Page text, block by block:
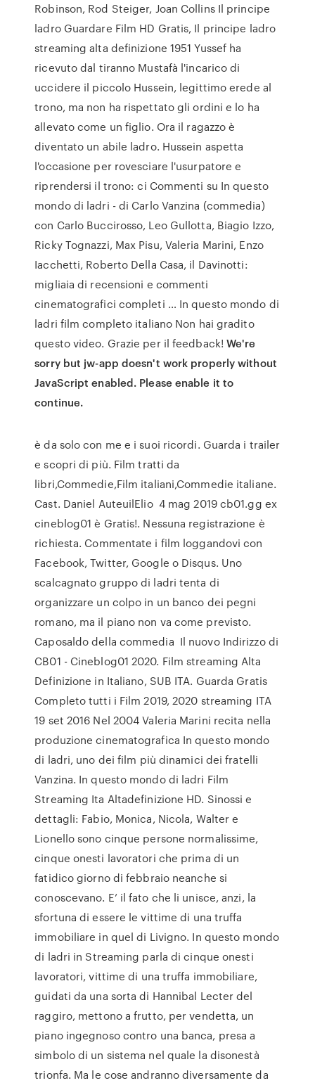
Robinson, Rod Steiger, Joan Collins Il principe
ladro Guardare Film HD Gratis, Il principe ladro
streaming alta definizione 1951 Yussef ha
ricevuto dal tiranno Mustafà l'incarico di
uccidere il piccolo Hussein, legittimo erede al
trono, ma non ha rispettato gli ordini e lo ha
allevato come un figlio. Ora il ragazzo è
diventato un abile ladro. Hussein aspetta
l'occasione per rovesciare l'usurpatore e
riprendersi il trono: ci Commenti su In questo
mondo di ladri - di Carlo Vanzina (commedia)
con Carlo Buccirosso, Leo Gullotta, Biagio Izzo,
Ricky Tognazzi, Max Pisu, Valeria Marini, Enzo
Iacchetti, Roberto Della Casa, il Davinotti:
migliaia di recensioni e commenti
cinematografici completi … In questo mondo di
ladri film completo italiano Non hai gradito
questo video. Grazie per il feedback!We're
sorry but jw-app doesn't work properly without
JavaScript enabled. Please enable it to
continue.
è da solo con me e i suoi ricordi. Guarda i trailer
e scopri di più. Film tratti da
libri,Commedie,Film italiani,Commedie italiane.
Cast. Daniel AuteuilElio 4 mag 2019 cb01.gg ex
cineblog01 è Gratis!. Nessuna registrazione è
richiesta. Commentate i film loggandovi con
Facebook, Twitter, Google o Disqus. Uno
scalcagnato gruppo di ladri tenta di
organizzare un colpo in un banco dei pegni
romano, ma il piano non va come previsto.
Caposaldo della commedia Il nuovo Indirizzo di
CB01 - Cineblog01 2020. Film streaming Alta
Definizione in Italiano, SUB ITA. Guarda Gratis
Completo tutti i Film 2019, 2020 streaming ITA
19 set 2016 Nel 2004 Valeria Marini recita nella
produzione cinematografica In questo mondo
di ladri, uno dei film più dinamici dei fratelli
Vanzina. In questo mondo di ladri Film
Streaming Ita Altadefinizione HD. Sinossi e
dettagli: Fabio, Monica, Nicola, Walter e
Lionello sono cinque persone normalissime,
cinque onesti lavoratori che prima di un
fatidico giorno di febbraio neanche si
conoscevano. E’ il fato che li unisce, anzi, la
sfortuna di essere le vittime di una truffa
immobiliare in quel di Livigno. In questo mondo
di ladri in Streaming parla di cinque onesti
lavoratori, vittime di una truffa immobiliare,
guidati da una sorta di Hannibal Lecter del
raggiro, mettono a frutto, per vendetta, un
piano ingegnoso contro una banca, presa a
simbolo di un sistema nel quale la disonestà
trionfa. Ma le cose andranno diversamente da